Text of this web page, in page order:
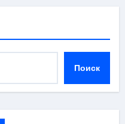
Поиск